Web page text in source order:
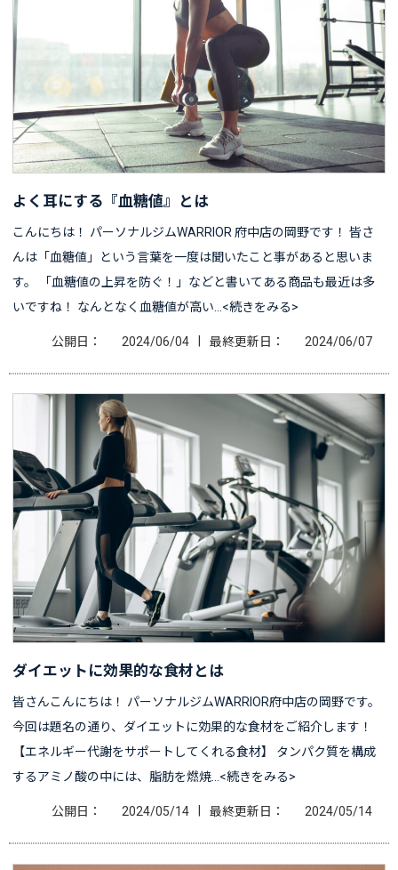
よく耳にする『血糖値』とは
こんにちは！ パーソナルジムWARRIOR 府中店の岡野です！ 皆さ
んは「血糖値」という言葉を一度は聞いたこと事があると思いま
す。 「血糖値の上昇を防ぐ！」などと書いてある商品も最近は多
いですね！ なんとなく血糖値が高い…<続きをみる>
公開日： 2024/06/04 最終更新日： 2024/06/07
ダイエットに効果的な食材とは
皆さんこんにちは！ パーソナルジムWARRIOR府中店の岡野です。
今回は題名の通り、ダイエットに効果的な食材をご紹介します！
【エネルギー代謝をサポートしてくれる食材】 タンパク質を構成
するアミノ酸の中には、脂肪を燃焼…<続きをみる>
公開日： 2024/05/14 最終更新日： 2024/05/14